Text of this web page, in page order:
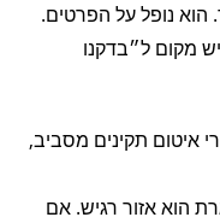
נופל על הפרטים.
מקום ל״בדקנו
איטום תקינים מסביב,
הוא אזור רגיש. אם